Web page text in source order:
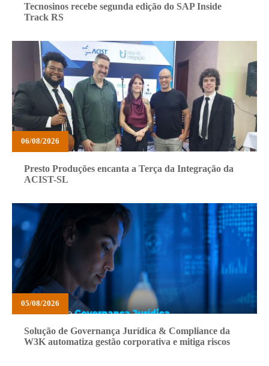
Tecnosinos recebe segunda edição do SAP Inside
Track RS
06/08/2026
Presto Produções encanta a Terça da Integração da
ACIST-SL
05/08/2026
Solução de Governança Jurídica & Compliance da
W3K automatiza gestão corporativa e mitiga riscos